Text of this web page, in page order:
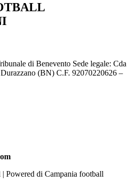
di Benevento Sede legale: Cda
(BN) C.F. 92070220626 –
Powered di Campania football